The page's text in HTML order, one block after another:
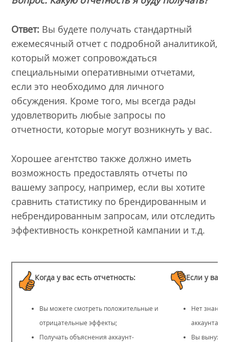
Ответ: Вы будете получать стандартный
ежемесячный отчет с подробной аналитикой,
который может сопровождаться
специальными оперативными отчетами,
если это необходимо для личного
обсуждения. Кроме того, мы всегда рады
удовлетворить любые запросы по
отчетности, которые могут возникнуть у вас.
Хорошее агентство также должно иметь
возможность предоставлять отчеты по
вашему запросу, например, если вы хотите
сравнить статистику по брендированным и
небрендированным запросам, или отследить
эффективность конкретной кампании и т.д.
Когда у вас есть отчетность:
Вы можете смотреть положительные и
отрицательные эффекты;
Получать объяснения аккаунт-
Если у вас
Нет знаний
аккаунта;
Вы